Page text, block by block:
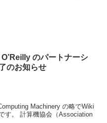
のパートナーシ
のお知らせ
Machinery の略でWiki
す。 計算機協会（Association